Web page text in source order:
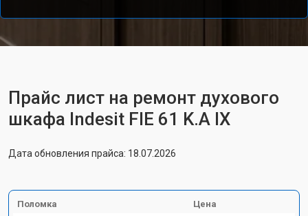
Прайс лист на ремонт духового
шкафа Indesit FIE 61 K.A IX
Дата обновления прайса: 18.07.2026
Поломка Цена